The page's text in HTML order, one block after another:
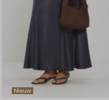
Nieuw